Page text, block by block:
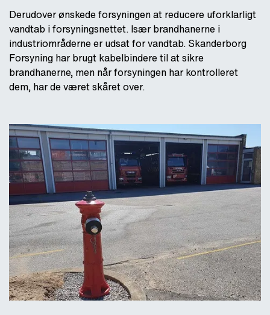
Derudover ønskede forsyningen at reducere uforklarligt
vandtab i forsyningsnettet. Især brandhanerne i
industriområderne er udsat for vandtab. Skanderborg
Forsyning har brugt kabelbindere til at sikre
brandhanerne, men når forsyningen har kontrolleret
dem, har de været skåret over.